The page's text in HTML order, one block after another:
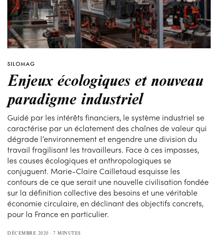
SILOMAG
Enjeux écologiques et nouveau
paradigme industriel
Guidé par les intérêts financiers, le système industriel se
caractérise par un éclatement des chaînes de valeur qui
dégrade l’environnement et engendre une division du
travail fragilisant les travailleurs. Face à ces impasses,
les causes écologiques et anthropologiques se
conjuguent. Marie-Claire Cailletaud esquisse les
contours de ce que serait une nouvelle civilisation fondée
sur la définition collective des besoins et une véritable
économie circulaire, en déclinant des objectifs concrets,
pour la France en particulier.
DÉCEMBRE 2020 7 MINUTES